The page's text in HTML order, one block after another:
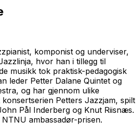
komponist og underviser,
hvor han i tillegg til
musikk tok praktisk-pedagogisk
leder Petter Dalane Quintet og
og har gjennom ulike
Petters Jazzjam, spilt
Pål Inderberg og Knut Riisnæs.
ambassadør-prisen.